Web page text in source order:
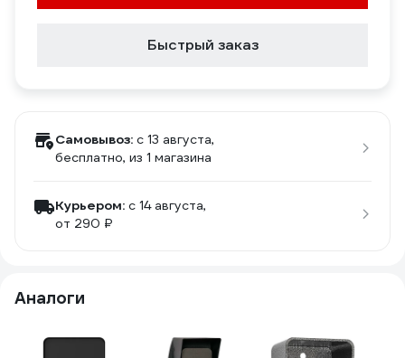
Быстрый заказ
Самовывоз: c 13 августа,
бесплатно, из 1 магазина
Курьером: c 14 августа,
от 290 ₽
Аналоги